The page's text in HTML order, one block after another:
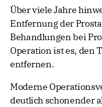
Über viele Jahre
Entfernung der
Behandlungen bei
Operation ist es, den
entfernen.
Moderne
deutlich schonender